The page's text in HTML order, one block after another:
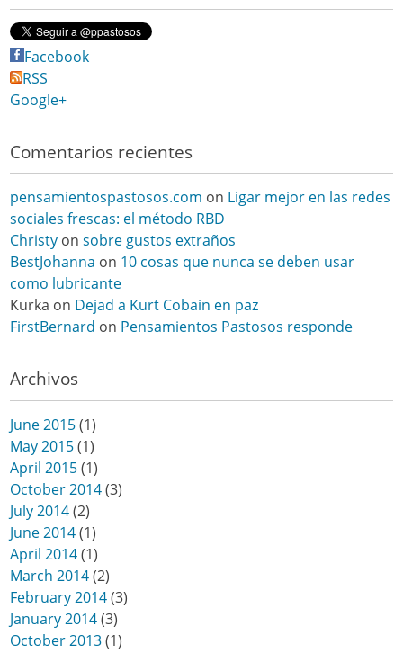
Facebook
RSS
Google+
Comentarios recientes
pensamientospastosos.com on Ligar mejor en las redes
sociales frescas: el método RBD
Christy onsobre gustos extraños
BestJohanna on 10 cosas que nunca se deben usar
como lubricante
Kurka on Dejad a Kurt Cobain en paz
FirstBernard on Pensamientos Pastosos responde
Archivos
June 2015(1)
May 2015(1)
April 2015(1)
October 2014(3)
July 2014(2)
June 2014(1)
April 2014(1)
March 2014(2)
February 2014(3)
January 2014(3)
October 2013(1)